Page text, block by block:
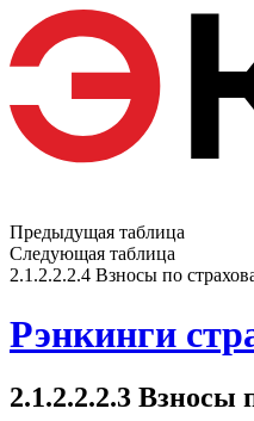
Предыдущая таблица
Следующая таблица
2.1.2.2.2.4 Взносы по
Рэнкинги
2.1.2.2.2.3 Взносы